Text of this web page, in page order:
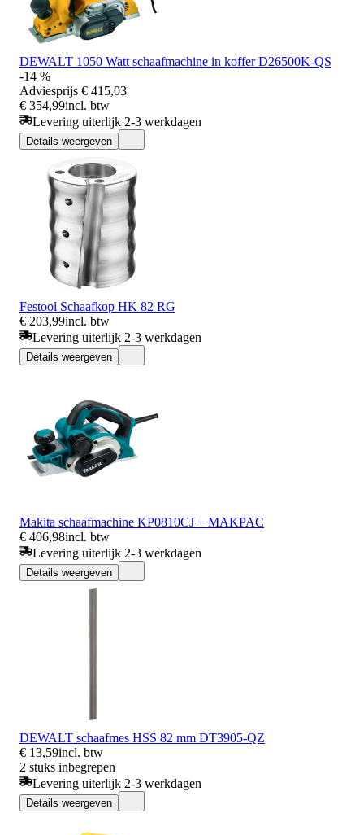
DEWALT 1050 Watt schaafmachine in koffer D26500K-QS
-14 %
Adviesprijs € 415,03
€ 354,99incl. btw
Levering uiterlijk 2-3 werkdagen
Details weergeven
Festool Schaafkop HK 82 RG
€ 203,99incl. btw
Levering uiterlijk 2-3 werkdagen
Details weergeven
Makita schaafmachine KP0810CJ + MAKPAC
€ 406,98incl. btw
Levering uiterlijk 2-3 werkdagen
Details weergeven
DEWALT schaafmes HSS 82 mm DT3905-QZ
€ 13,59incl. btw
2 stuks inbegrepen
Levering uiterlijk 2-3 werkdagen
Details weergeven